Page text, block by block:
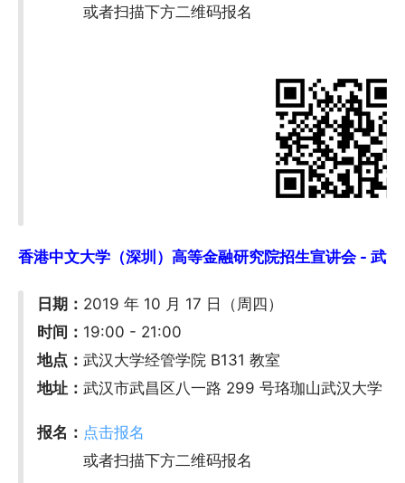
或者扫描下方二维码报名
香港中文大学（深圳）高等金融研究院招生宣讲会 - 武
日期： 2019 年 10 月 17 日（周四）
时间： 19:00 - 21:00
地点：武汉大学经管学院 B131 教室
地址：武汉市武昌区八一路 299 号珞珈山武汉大学
报名： 点击报名
或者扫描下方二维码报名